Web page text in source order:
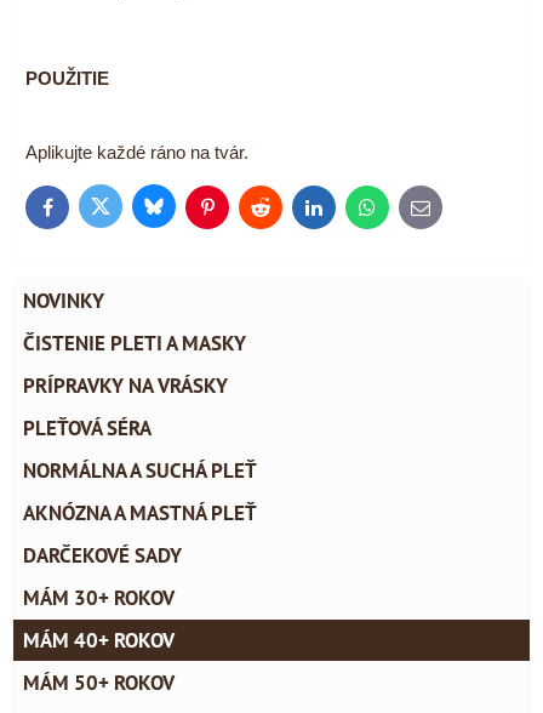
POUŽITIE
Aplikujte každé ráno na tvár.
FacebookTwitter BlueskyPinterestReddit LinkedInWhatsApp
E-
mail
NOVINKY
ČISTENIE PLETI A MASKY
PRÍPRAVKY NA VRÁSKY
PLEŤOVÁ SÉRA
NORMÁLNA A SUCHÁ PLEŤ
AKNÓZNA A MASTNÁ PLEŤ
DARČEKOVÉ SADY
MÁM 30+ ROKOV
MÁM 40+ ROKOV
MÁM 50+ ROKOV